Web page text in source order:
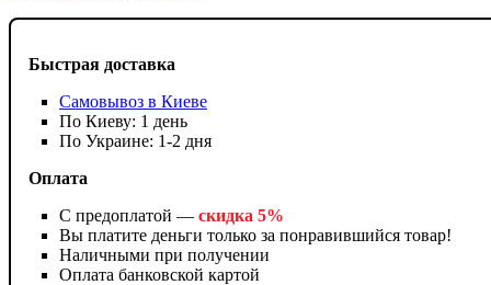
Быстрая доставка
Самовывоз в Киеве
По Киеву: 1 день
По Украине: 1-2 дня
Оплата
С предоплатой — скидка 5%
Вы платите деньги только за понравившийся товар!
Наличными при получении
Оплата банковской картой